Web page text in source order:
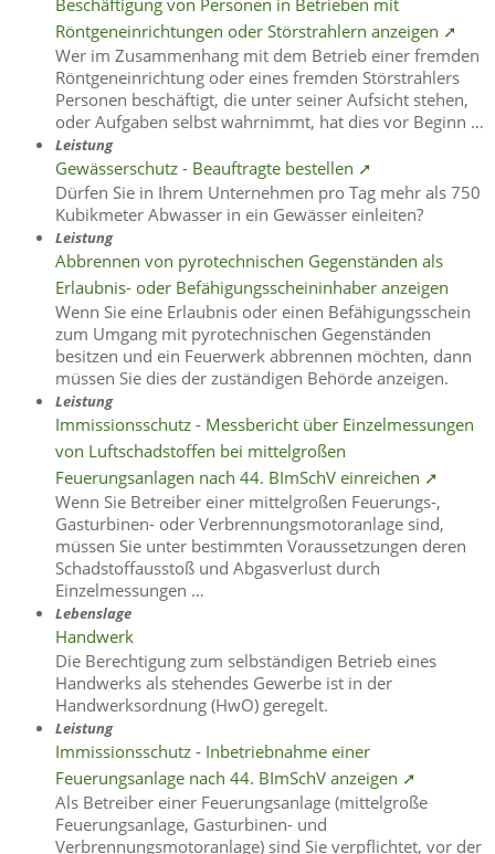
Beschäftigung von Personen in Betrieben mit
Röntgeneinrichtungen oder Störstrahlern anzeigen ➚
Wer im Zusammenhang mit dem Betrieb einer fremden
Röntgeneinrichtung oder eines fremden Störstrahlers
Personen beschäftigt, die unter seiner Aufsicht stehen,
oder Aufgaben selbst wahrnimmt, hat dies vor Beginn …
Leistung
Gewässerschutz - Beauftragte bestellen ➚
Dürfen Sie in Ihrem Unternehmen pro Tag mehr als 750
Kubikmeter Abwasser in ein Gewässer einleiten?
Leistung
Abbrennen von pyrotechnischen Gegenständen als
Erlaubnis- oder Befähigungsscheininhaber anzeigen
Wenn Sie eine Erlaubnis oder einen Befähigungsschein
zum Umgang mit pyrotechnischen Gegenständen
besitzen und ein Feuerwerk abbrennen möchten, dann
müssen Sie dies der zuständigen Behörde anzeigen.
Leistung
Immissionsschutz - Messbericht über Einzelmessungen
von Luftschadstoffen bei mittelgroßen
Feuerungsanlagen nach 44. BImSchV einreichen ➚
Wenn Sie Betreiber einer mittelgroßen Feuerungs-,
Gasturbinen- oder Verbrennungsmotoranlage sind,
müssen Sie unter bestimmten Voraussetzungen deren
Schadstoffausstoß und Abgasverlust durch
Einzelmessungen …
Lebenslage
Handwerk
Die Berechtigung zum selbständigen Betrieb eines
Handwerks als stehendes Gewerbe ist in der
Handwerksordnung (HwO) geregelt.
Leistung
Immissionsschutz - Inbetriebnahme einer
Feuerungsanlage nach 44. BImSchV anzeigen ➚
Als Betreiber einer Feuerungsanlage (mittelgroße
Feuerungsanlage, Gasturbinen- und
Verbrennungsmotoranlage) sind Sie verpflichtet, vor der